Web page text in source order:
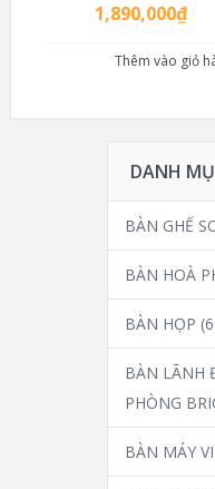
1,890,000₫
Thêm vào giỏ
DANH
BÀN GHẾ
BÀN HOÀ
BÀN HỌP
BÀN LÃNH
PHÒNG
BÀN MÁY